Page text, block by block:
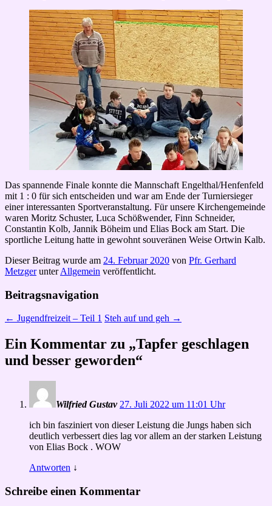
Das spannende Finale konnte die Mannschaft Engelthal/Henfenfeld
mit 1 : 0 für sich entscheiden und war am Ende der Turniersieger
einer interessanten Sportveranstaltung. Für unsere Kirchengemeinde
waren Moritz Schuster, Luca Schößwender, Finn Schneider,
Constantin Kolb, Jannik Böheim und Elias Bock am Start. Die
sportliche Leitung hatte in gewohnt souveränen Weise Ortwin Kalb.
Dieser Beitrag wurde am 24. Februar 2020 von Pfr. Gerhard
MetzgerunterAllgemein veröffentlicht.
Beitragsnavigation
← Jugendfreizeit – Teil 1 Steh auf und geh →
Ein Kommentar zu „Tapfer geschlagen
und besser geworden“
Wilfried Gustav 27. Juli 2022 um 11:01 Uhr
ich bin fasziniert von dieser Leistung die Jungs haben sich
deutlich verbessert dies lag vor allem an der starken Leistung
von Elias Bock . WOW
Antworten ↓
Schreibe einen Kommentar